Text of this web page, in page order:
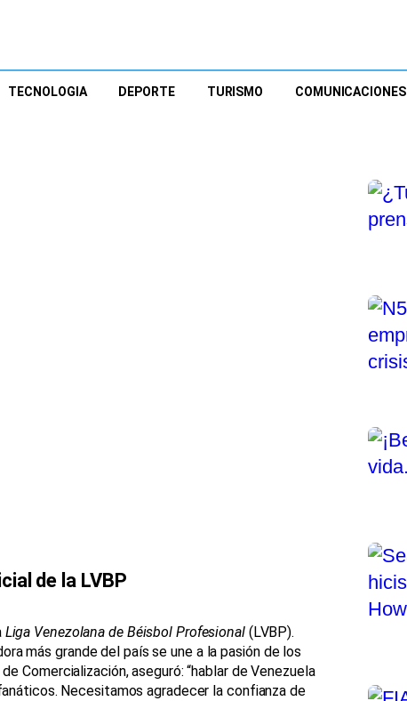
TECNOLOGIA DEPORTE TURISMO COMUNICACIONES
de la LVBP
Liga Venezolana de Béisbol Profesional(LVBP).
más grande del país se une a la pasión de los
Comercialización, aseguró: “hablar de Venezuela
Necesitamos agradecer la confianza de